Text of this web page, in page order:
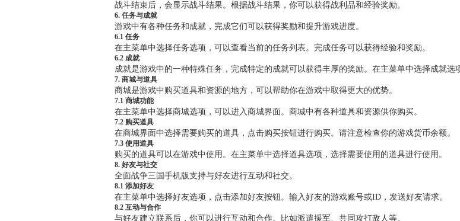
战斗结束后，会显示战斗结果。根据战斗结果，你可以获得战利品和经验奖励。
6. 任务与成就
游戏中有各种任务和成就，完成它们可以获得奖励和提升游戏进度。
6.1 任务
在主菜单中选择任务选项，可以查看当前的任务列表。完成任务可以获得经验和奖励。
6.2 成就
成就是游戏中的一种特殊任务，完成特定的成就可以获得丰厚的奖励。在主菜单中选择成就选
7. 商城与道具
商城是游戏中购买道具和资源的地方，可以帮助你在游戏中取得更大的优势。
7.1 商城功能
在主菜单中选择商城选项，可以进入商城界面。商城中有各种道具和资源供你购买。
7.2 购买道具
在商城界面中选择需要购买的道具，点击购买按钮进行购买。请注意检查你的游戏货币余额。
7.3 使用道具
购买的道具可以在游戏中使用。在主菜单中选择道具选项，选择需要使用的道具进行使用。
8. 好友与社交
全面战争三国手机版支持与好友进行互动和社交。
8.1 添加好友
在主菜单中选择好友选项，点击添加好友按钮。输入好友的游戏账号或ID，发送好友请求。
8.2 互动与合作
与好友建立联系后，你可以进行互动和合作。比如派遣援军、共同攻打敌人等。